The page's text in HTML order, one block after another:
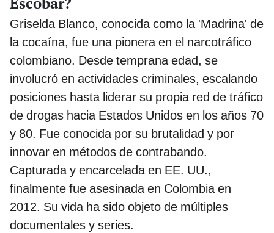
Griselda Blanco, conocida como la 'Madrina' de
la cocaína, fue una pionera en el narcotráfico
colombiano. Desde temprana edad, se
involucró en actividades criminales, escalando
posiciones hasta liderar su propia red de tráfico
de drogas hacia Estados Unidos en los años 70
y 80. Fue conocida por su brutalidad y por
innovar en métodos de contrabando.
Capturada y encarcelada en EE. UU.,
finalmente fue asesinada en Colombia en
2012. Su vida ha sido objeto de múltiples
documentales y series.